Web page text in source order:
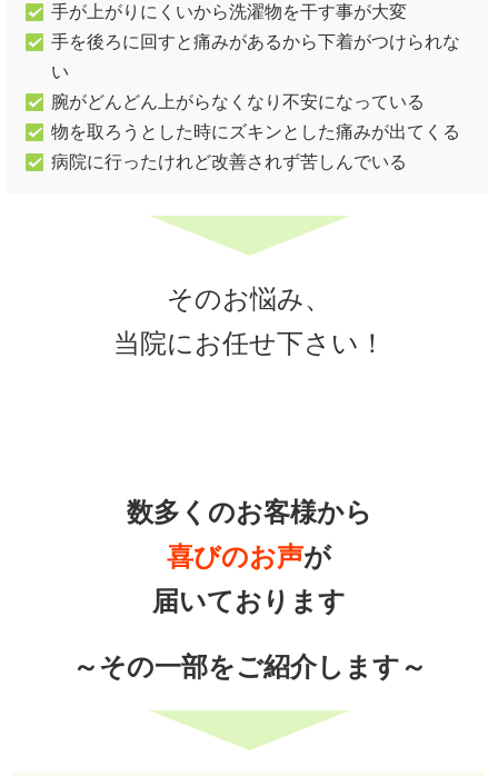
手が上がりにくいから洗濯物を干す事が大変
手を後ろに回すと痛みがあるから下着がつけられな
い
腕がどんどん上がらなくなり不安になっている
物を取ろうとした時にズキンとした痛みが出てくる
病院に行ったけれど改善されず苦しんでいる
そのお悩み、
当院にお任せ下さい！
数多くのお客様から
喜びのお声が
届いております
～その一部をご紹介します～